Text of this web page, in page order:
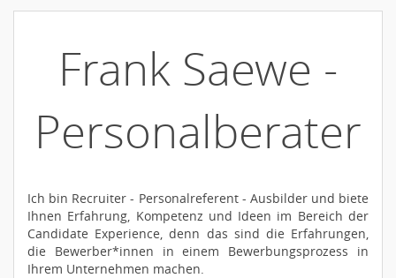
Frank Saewe -
Personalberater
Ich bin Recruiter - Personalreferent - Ausbilder und biete
Ihnen Erfahrung, Kompetenz und Ideen im Bereich der
Candidate Experience, denn das sind die Erfahrungen,
die Bewerber*innen in einem Bewerbungsprozess in
Ihrem Unternehmen machen.